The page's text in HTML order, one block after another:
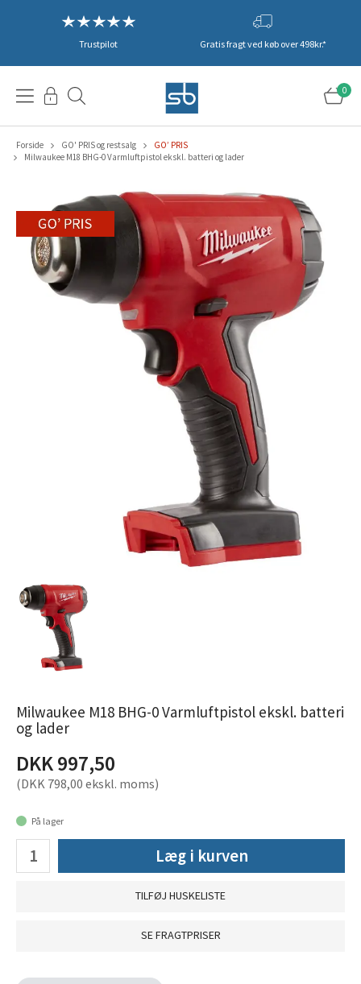
Trustpilot Gratis fragt ved køb over 498kr.*
0
Forside GO' PRIS og restsalg
GO’ PRIS
Milwaukee M18 BHG-0 Varmluftpistol ekskl. batteri og lader
Milwaukee M18 BHG-0 Varmluftpistol ekskl. batteri
og lader
DKK 997,50
(DKK 798,00 ekskl. moms)
På lager
Læg i kurven
TILFØJ HUSKELISTE
SE FRAGTPRISER